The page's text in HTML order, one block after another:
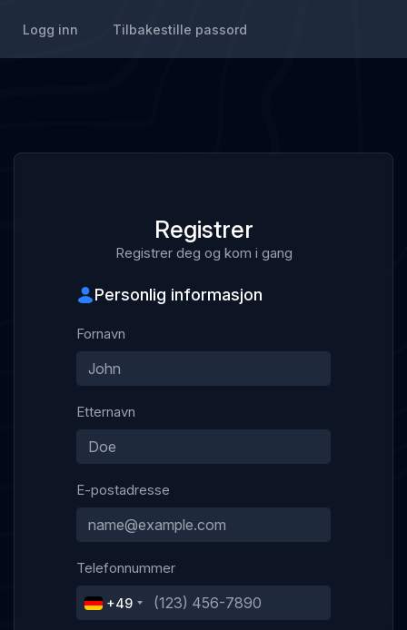
Logg inn Tilbakestille passord
Registrer
Registrer deg og kom i gang
Personlig informasjon
Fornavn
Etternavn
E-postadresse
Telefonnummer
+49